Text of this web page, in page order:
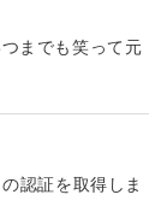
までも笑って元
認証を取得しま